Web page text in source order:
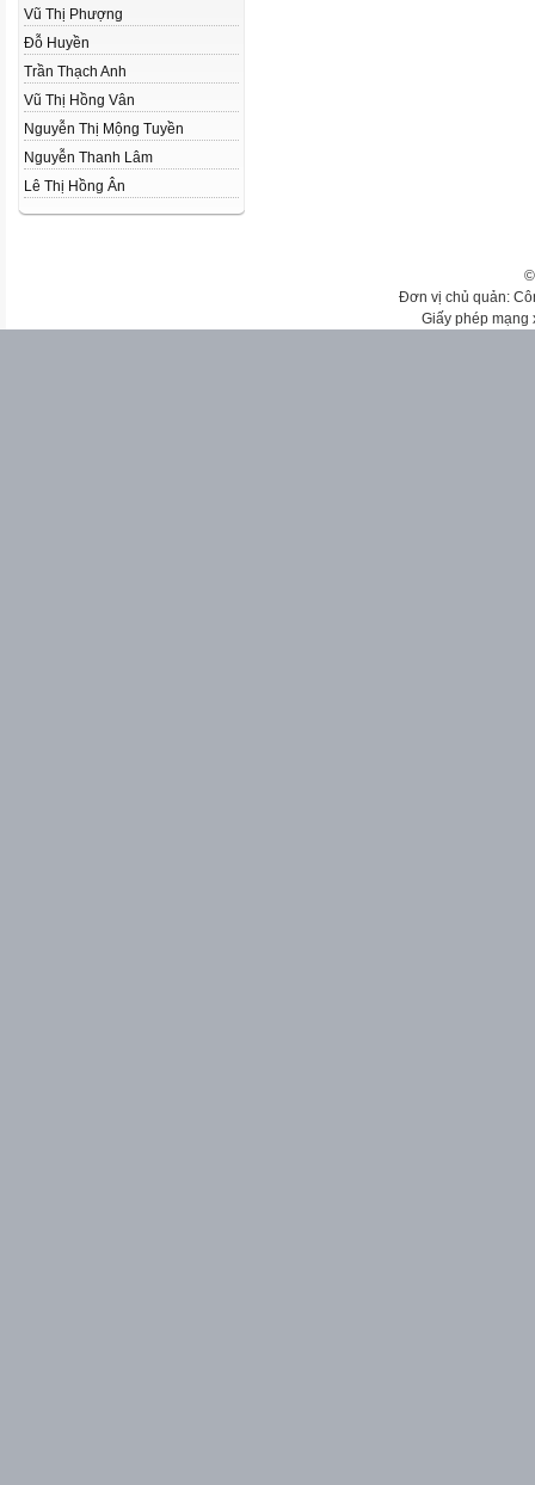
Vũ Thị Phượng
Đỗ Huyền
Trần Thạch Anh
Vũ Thị Hồng Vân
Nguyễn Thị Mộng Tuyền
Nguyễn Thanh Lâm
Lê Thị Hồng Ân
Đơn vị chủ quản:
Giấy phép mạng